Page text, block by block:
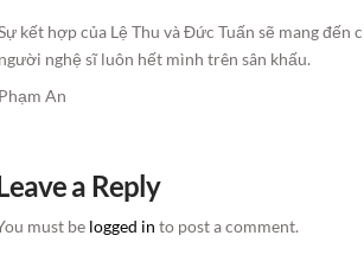
kết hợp của Lệ Thu và Đức Tuấn sẽ mang đến
người nghệ sĩ luôn hết mình trên sân khấu.
Phạm An
a Reply
must be logged in to post a comment.